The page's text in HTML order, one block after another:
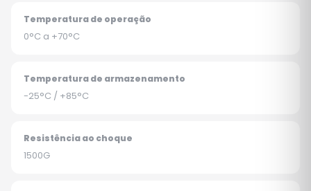
Temperatura de operação
0°C a +70°C
Temperatura de armazenamento
-25°C / +85°C
Resistência ao choque
1500G